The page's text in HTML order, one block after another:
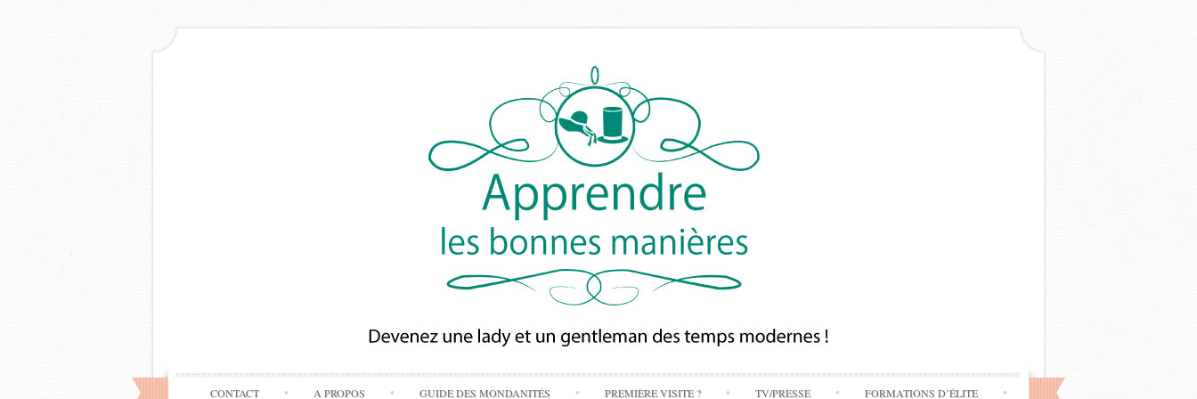
Skip
CONTACT A PROPOS GUIDE DES MONDANITÉS PREMIÈRE VISITE ? TV/PRESSE FORMATIONS D’ÉLITE